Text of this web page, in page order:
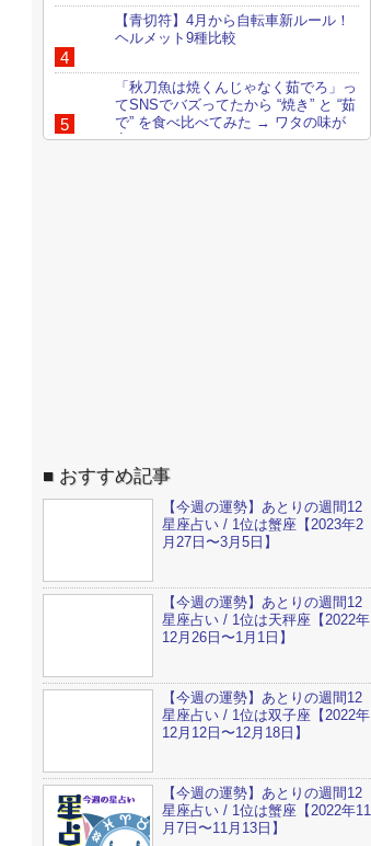
【青切符】4月から自転車新ルール！
ヘルメット9種比較
「秋刀魚は焼くんじゃなく茹でろ」っ
てSNSでバズってたから “焼き” と “茹
で” を食べ比べてみた → ワタの味が
変わってる！
おすすめ記事
【今週の運勢】あとりの週間12
星座占い / 1位は蟹座【2023年2
月27日〜3月5日】
【今週の運勢】あとりの週間12
星座占い / 1位は天秤座【2022年
12月26日〜1月1日】
【今週の運勢】あとりの週間12
星座占い / 1位は双子座【2022年
12月12日〜12月18日】
【今週の運勢】あとりの週間12
星座占い / 1位は蟹座【2022年11
月7日〜11月13日】